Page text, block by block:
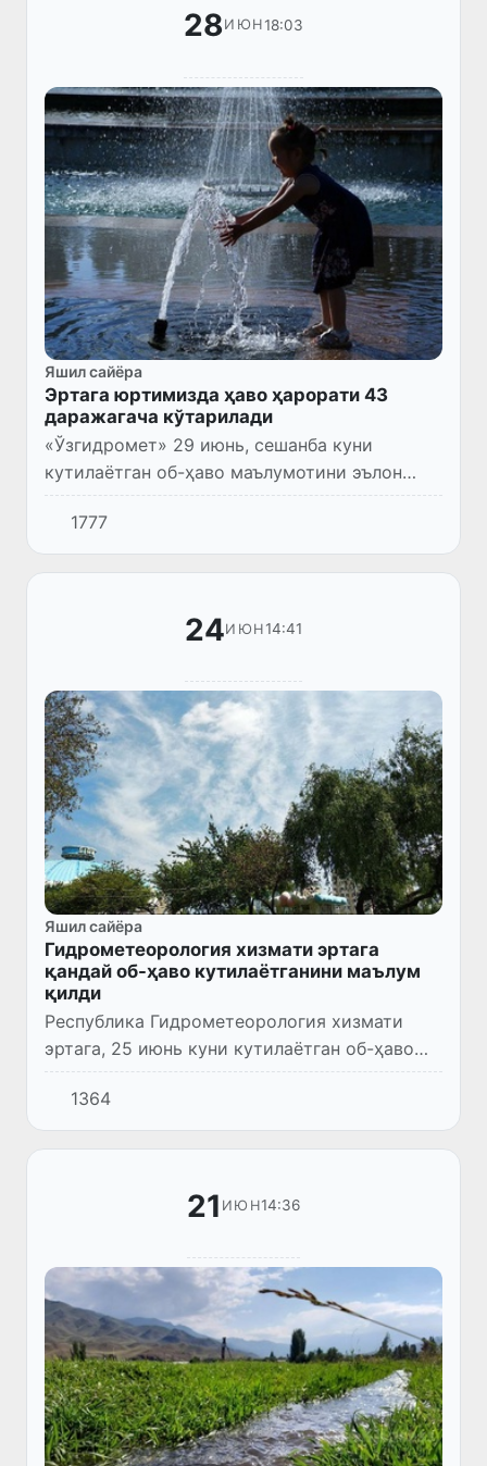
28ИЮН18:03
Яшил сайёра
Эртага юртимизда ҳаво ҳарорати 43
даражагача кўтарилади
«Ўзгидромет» 29 июнь, сешанба куни
кутилаётган об-ҳаво маълумотини эълон
қилди.
1777
24ИЮН14:41
Яшил сайёра
Гидрометеорология хизмати эртага
қандай об-ҳаво кутилаётганини маълум
қилди
Республика Гидрометеорология хизмати
эртага, 25 июнь куни кутилаётган об-ҳаво
маълумотини эълон қилди.
1364
21 ИЮН14:36